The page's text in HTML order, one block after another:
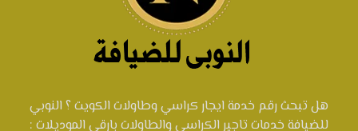
هل تبحث رقم خدمة ايجار كراسي وطاولات الكويت ؟ النوبي
للضيافة خدمات تاجير الكراسي والطاولات بارقي الموديلات :